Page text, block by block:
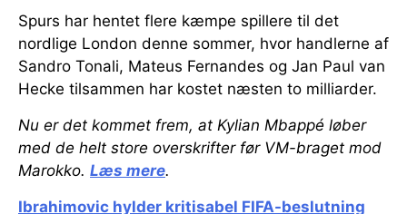
Spurs har hentet flere kæmpe spillere til det
nordlige London denne sommer, hvor handlerne af
Sandro Tonali, Mateus Fernandes og Jan Paul van
Hecke tilsammen har kostet næsten to milliarder.
Nu er det kommet frem, at Kylian Mbappé løber
med de helt store overskrifter før VM-braget mod
Marokko. Læs mere.
Ibrahimovic hylder kritisabel FIFA-beslutning